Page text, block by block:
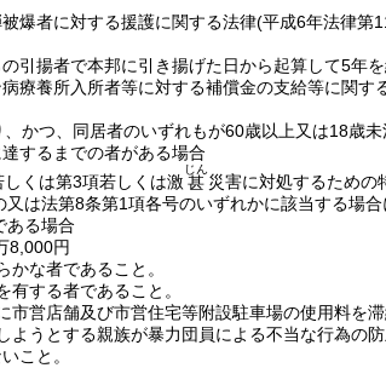
爆者に対する援護に関する法律(平成6年法律第
引揚者で本邦に引き揚げた日から起算して5年
療養所入所者等に対する補償金の支給等に関す
かつ、同居者のいずれもが60歳以上又は18歳
するまでの者がある場合
くは第3項若しくは激 甚
じん
災害に対処するための
は法第8条第1項各号のいずれかに該当する場
ある場合
8,000円
な者であること。
する者であること。
営店舗及び市営住宅等附設駐車場の使用料を滞
ようとする親族が暴力団員による不当な行為の
こと。